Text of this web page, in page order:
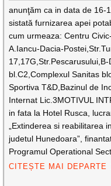
anunţăm ca in data de 16-
sistată furnizarea apei
cum urmeaza: Centru
A.Iancu-Dacia-
bl.C2,Complexul Sanitas
Sportiva T&D,Bazinul de
Internat Lic.3MOTIVUL
in fata la Hotel Rusca,
„Extinderea si reabilitarea
judetul Hunedoara”,
Programul Operational
CITEȘTE MAI DEPARTE